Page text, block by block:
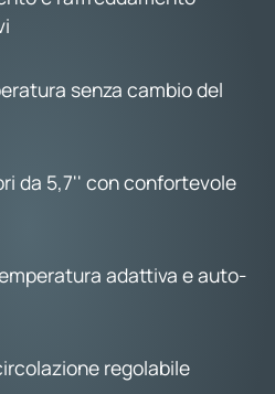
senza cambio del
da 5,7'' con confortevole
adattiva e auto-
regolabile